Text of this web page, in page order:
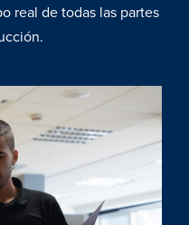
real de todas las partes